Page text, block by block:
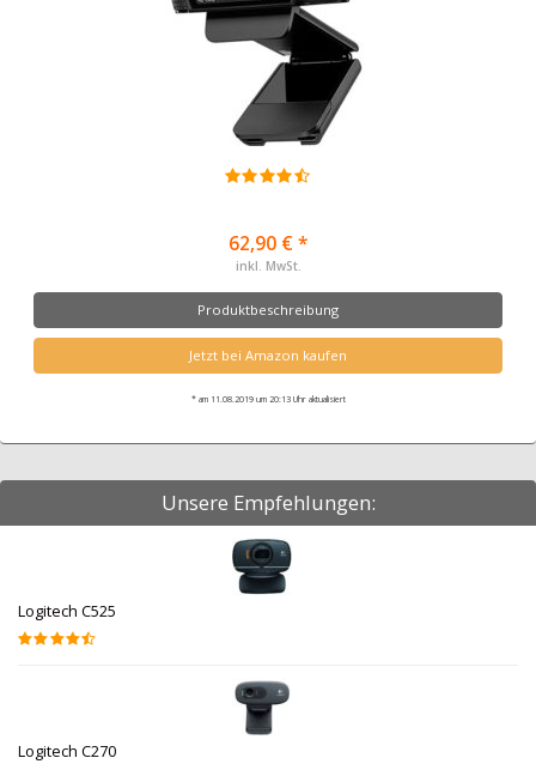
62,90 € *
inkl. MwSt.
Produktbeschreibung
Jetzt bei Amazon kaufen
* am 11.08.2019 um 20:13 Uhr aktualisiert
Unsere Empfehlungen:
Logitech C525
Logitech C270